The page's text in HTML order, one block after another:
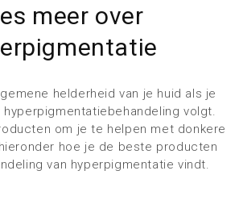
meer over
helderheid van je huid als je
volgt.
om je te helpen met donkere
hoe je de beste producten
van hyperpigmentatie vindt.